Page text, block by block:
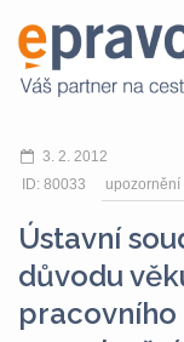
3. 2. 2012
ID: 80033
upozornění
Ústavní
důvodu